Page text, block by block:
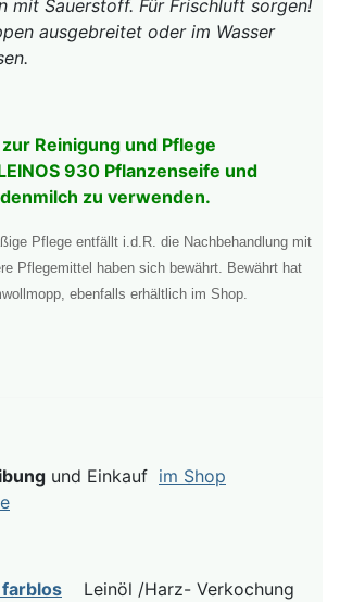
mit Sauerstoff. Für Frischluft sorgen!
ausgebreitet oder im Wasser
Reinigung und Pflege
930 Pflanzenseife und
zu verwenden.
Pflege entfällt i.d.R. die Nachbehandlung mit
Pflegemittel haben sich bewährt. Bewährt hat
ebenfalls erhältlich im Shop.
und Einkauf im Shop
farblos Leinöl /Harz- Verkochung